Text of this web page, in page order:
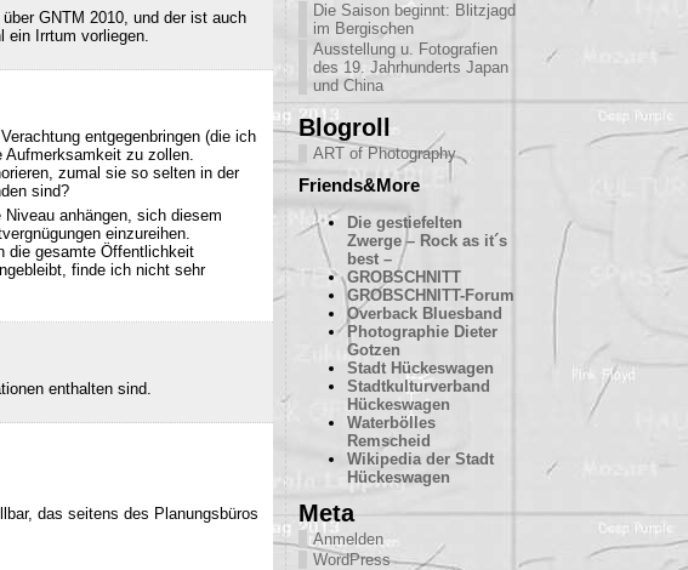
GNTM 2010, und der ist auch
ein Irrtum vorliegen.
entgegenbringen (die ich
Aufmerksamkeit zu zollen.
zumal sie so selten in der
sind?
anhängen, sich diesem
einzureihen.
die gesamte Öffentlichkeit
finde ich nicht sehr
enthalten sind.
das seitens des Planungsbüros
Die Saison beginnt: Blitzjagd
im Bergischen
Ausstellung u. Fotografien
des 19. Jahrhunderts Japan
und China
Blogroll
ART of Photography
Friends&More
Die gestiefelten
Zwerge – Rock as it´s
best –
GROBSCHNITT
GROBSCHNITT-Forum
Overback Bluesband
Photographie Dieter
Gotzen
Stadt Hückeswagen
Stadtkulturverband
Hückeswagen
Waterbölles
Remscheid
Wikipedia der Stadt
Hückeswagen
Meta
Anmelden
WordPress